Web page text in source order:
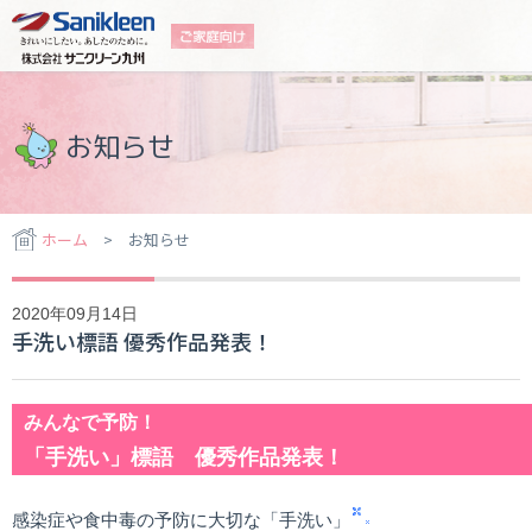
お知らせ
ホーム > お知らせ
2020年09月14日
手洗い標語 優秀作品発表！
みんなで予防！
「手洗い」標語 優秀作品発表！
感染症や食中毒の予防に大切な「手洗い」